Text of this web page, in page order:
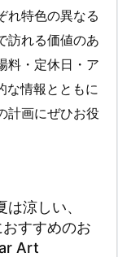
れ特色の異なる
訪れる価値のあ
料・定休日・ア
な情報とともに
計画にぜひお役
涼しい、
すすめのお
Art